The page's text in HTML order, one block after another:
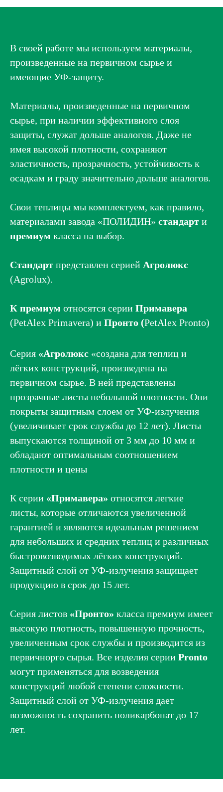
В своей работе мы используем материалы,
произведенные на первичном сырье и
имеющие УФ-защиту.
Материалы, произведенные на первичном
сырье, при наличии эффективного слоя
защиты, служат дольше аналогов. Даже не
имея высокой плотности, сохраняют
эластичность, прозрачность, устойчивость к
осадкам и граду значительно дольше аналогов.
Свои теплицы мы комплектуем, как правило,
материалами завода «ПОЛИДИН» стандарт и
премиум класса на выбор.
Стандарт представлен серией Агролюкс
(Agrolux).
К премиум относятся серии Примавера
(PetAlex Primavera) и Пронто (PetAlex Pronto)
Серия «Агролюкс «создана для теплиц и
лёгких конструкций, произведена на
первичном сырье. В ней представлены
прозрачные листы небольшой плотности. Они
покрыты защитным слоем от УФ-излучения
(увеличивает срок службы до 12 лет). Листы
выпускаются толщиной от 3 мм до 10 мм и
обладают оптимальным соотношением
плотности и цены
К серии «Примавера» относятся легкие
листы, которые отличаются увеличенной
гарантией и являются идеальным решением
для небольших и средних теплиц и различных
быстровозводимых лёгких конструкций.
Защитный слой от УФ-излучения защищает
продукцию в срок до 15 лет.
Серия листов «Пронто» класса премиум имеет
высокую плотность, повышенную прочность,
увеличенным срок службы и производится из
первичнорго сырья. Все изделия серии Pronto
могут применяться для возведения
конструкций любой степени сложности.
Защитный слой от УФ-излучения дает
возможность сохранить поликарбонат до 17
лет.